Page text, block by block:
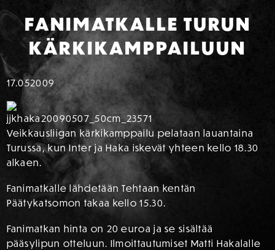
FANIMATKALLE TURUN
KÄRKIKAMPPAILUUN
17.052009
Veikkausliigan kärkikamppailu pelataan lauantaina
Turussa, kun Inter ja Haka iskevät yhteen kello 18.30
alkaen.
Fanimatkalle lähdetään Tehtaan kentän
Päätykatsomon takaa kello 15.30.
Fanimatkan hinta on 20 euroa ja se sisältää
pääsylipun otteluun. Ilmoittautumiset Matti Hakalalle